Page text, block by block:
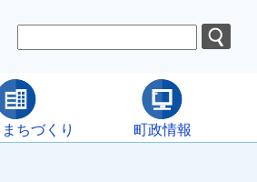
ちづくり 町政情報